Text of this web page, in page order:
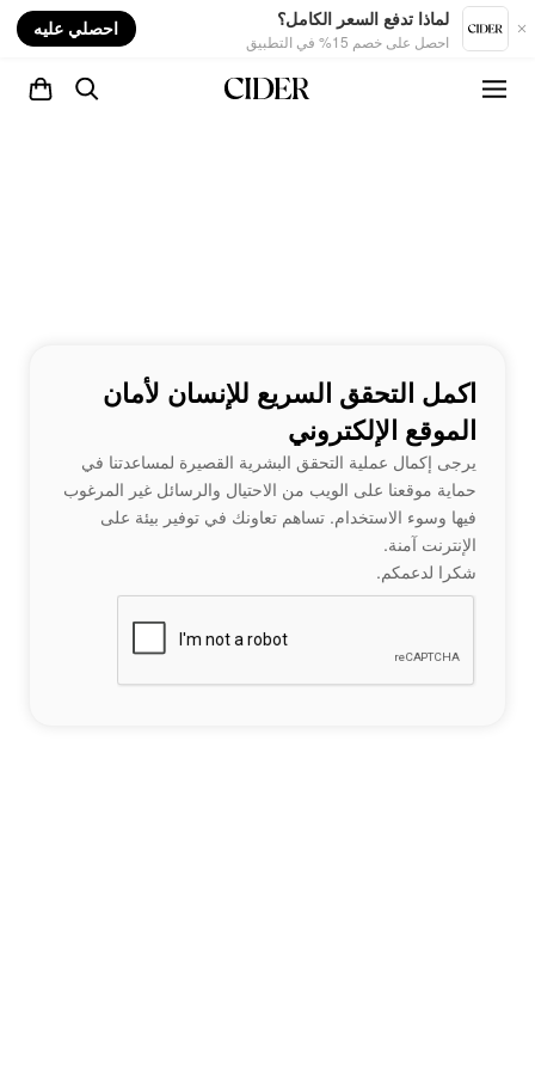
لماذا تدفع السعر الكامل؟
احصل على خصم 15% في التطبيق
احصلي عليه
اكمل التحقق السريع للإنسان لأمان
الموقع الإلكتروني
يرجى إكمال عملية التحقق البشرية القصيرة لمساعدتنا في
حماية موقعنا على الويب من الاحتيال والرسائل غير المرغوب
فيها وسوء الاستخدام. تساهم تعاونك في توفير بيئة على
الإنترنت آمنة.
شكرا لدعمكم.